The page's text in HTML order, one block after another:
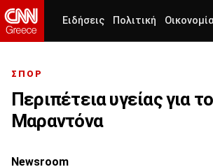
Ειδήσεις Πολιτική
ΣΠΟΡ
Περιπέτεια υγείας για
Μαραντόνα
Newsroom